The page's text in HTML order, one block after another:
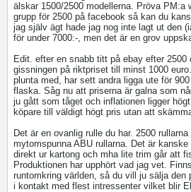
älskar 1500/2500 modellerna. Pröva PM:a
grupp för 2500 på facebook så kan du
jag själv ägt hade jag nog inte lagt ut den
för under 7000:-, men det är en grov
Edit. efter en snabb titt på ebay efter 2500
gissningen på riktpriset till minst 1000
plunta med, har sett andra ligga ute för
flaska. Såg nu att priserna är galna som
ju gått som tåget och inflationen ligger
köpare till väldigt högt pris utan att
Det är en ovanlig rulle du har. 2500
mytomspunna ABU rullarna. Det är
direkt ur kartong och mha lite trim går att
Produktionen har upphört vad jag vet.
runtomkring världen, så du vill ju sälja den
i kontakt med flest intressenter vilket blir